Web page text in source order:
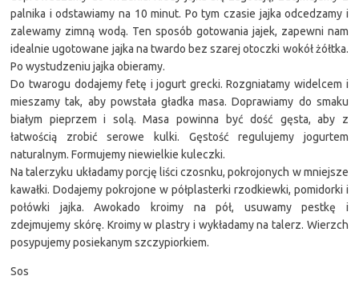
palnika i odstawiamy na 10 minut. Po tym czasie jajka odcedzamy i
zalewamy zimną wodą. Ten sposób gotowania jajek, zapewni nam
idealnie ugotowane jajka na twardo bez szarej otoczki wokół żółtka.
Po wystudzeniu jajka obieramy.
Do twarogu dodajemy fetę i jogurt grecki. Rozgniatamy widelcem i
mieszamy tak, aby powstała gładka masa. Doprawiamy do smaku
białym pieprzem i solą. Masa powinna być dość gęsta, aby z
łatwością zrobić serowe kulki. Gęstość regulujemy jogurtem
naturalnym. Formujemy niewielkie kuleczki.
Na talerzyku układamy porcję liści czosnku, pokrojonych w mniejsze
kawałki. Dodajemy pokrojone w półplasterki rzodkiewki, pomidorki i
połówki jajka. Awokado kroimy na pół, usuwamy pestkę i
zdejmujemy skórę. Kroimy w plastry i wykładamy na talerz. Wierzch
posypujemy posiekanym szczypiorkiem.
Sos